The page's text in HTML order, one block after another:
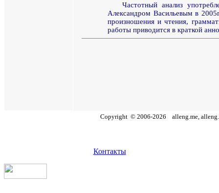
Частотный анализ
Александром Васильевым в
произношения и чтения,
работы приводится в краткой
Copyright © 2006-2026 alleng.me,
Контакты